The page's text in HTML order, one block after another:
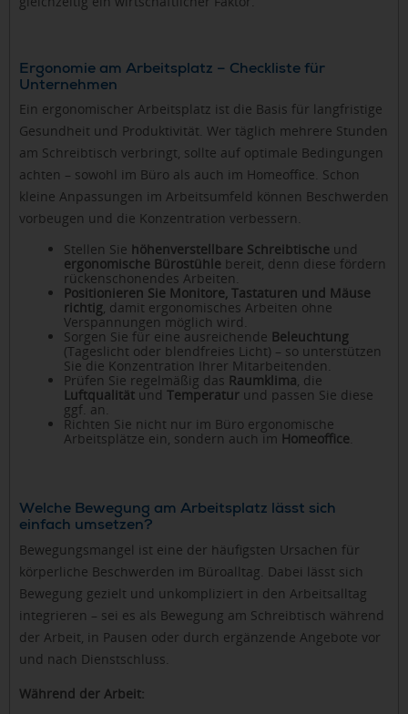
Ergonomie am Arbeitsplatz – Checkliste für
Unternehmen
Ein ergonomischer Arbeitsplatz ist die Basis für langfristige
Gesundheit und Produktivität. Wer täglich mehrere Stunden
am Schreibtisch verbringt, sollte auf optimale Bedingungen
achten – sowohl im Büro als auch im Homeoffice. Schon
kleine Anpassungen im Arbeitsumfeld können Beschwerden
vorbeugen und die Konzentration verbessern.
Stellen Sie höhenverstellbare Schreibtische und
ergonomische Bürostühle bereit, denn diese fördern
rückenschonendes Arbeiten.
Positionieren Sie Monitore, Tastaturen und Mäuse
richtig, damit ergonomisches Arbeiten ohne
Verspannungen möglich wird.
Sorgen Sie für eine ausreichende Beleuchtung
(Tageslicht oder blendfreies Licht) – so unterstützen
Sie die Konzentration Ihrer Mitarbeitenden.
Prüfen Sie regelmäßig das Raumklima, die
Luftqualität und Temperatur und passen Sie diese
ggf. an.
Richten Sie nicht nur im Büro ergonomische
Arbeitsplätze ein, sondern auch im Homeoffice.
Welche Bewegung am Arbeitsplatz lässt sich
einfach umsetzen?
Bewegungsmangel ist eine der häufigsten Ursachen für
körperliche Beschwerden im Büroalltag. Dabei lässt sich
Bewegung gezielt und unkompliziert in den Arbeitsalltag
integrieren – sei es als Bewegung am Schreibtisch während
der Arbeit, in Pausen oder durch ergänzende Angebote vor
und nach Dienstschluss.
Während der Arbeit: